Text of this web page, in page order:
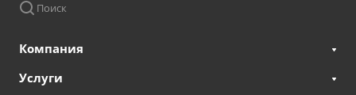
Поиск
Компания
Услуги